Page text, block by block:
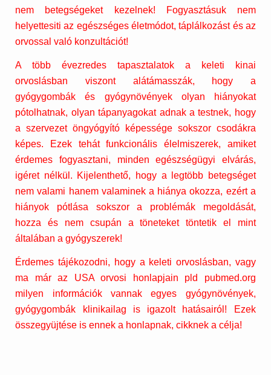
nem betegségeket kezelnek! Fogyasztásuk nem
helyettesiti az egészséges életmódot, táplálkozást és az
orvossal való konzultációt!
A több évezredes tapasztalatok a keleti kinai
orvoslásban viszont alátámasszák, hogy a
gyógygombák és gyógynövények olyan hiányokat
pótolhatnak, olyan tápanyagokat adnak a testnek, hogy
a szervezet öngyógyító képessége sokszor csodákra
képes. Ezek tehát funkcionális élelmiszerek, amiket
érdemes fogyasztani, minden egészségügyi elvárás,
igéret nélkül. Kijelenthető, hogy a legtöbb betegséget
nem valami hanem valaminek a hiánya okozza, ezért a
hiányok pótlása sokszor a problémák megoldását,
hozza és nem csupán a töneteket töntetik el mint
általában a gyógyszerek!
Érdemes tájékozodni, hogy a keleti orvoslásban, vagy
ma már az USA orvosi honlapjain pld pubmed.org
milyen információk vannak egyes gyógynövények,
gyógygombák klinikailag is igazolt hatásairól! Ezek
összegyüjtése is ennek a honlapnak, cikknek a célja!